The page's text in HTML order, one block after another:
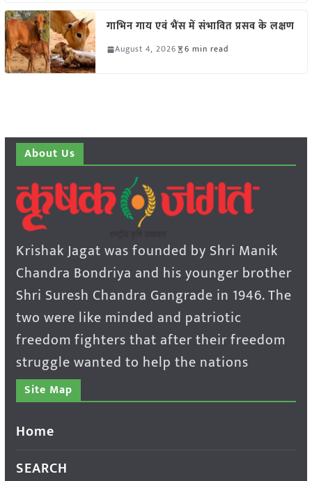
गाभिन गाय एवं भैंस में संभावित प्रसव के लक्षण
August 4, 2026 6 min read
About Us
Krishak Jagat was founded by Shri Manik
Chandra Bondriya and his younger brother
Shri Suresh Chandra Gangrade in 1946. The
two were like minded and patriotic
freedom fighters that after their freedom
struggle wanted to help the nations
Site Map
Home
SEARCH